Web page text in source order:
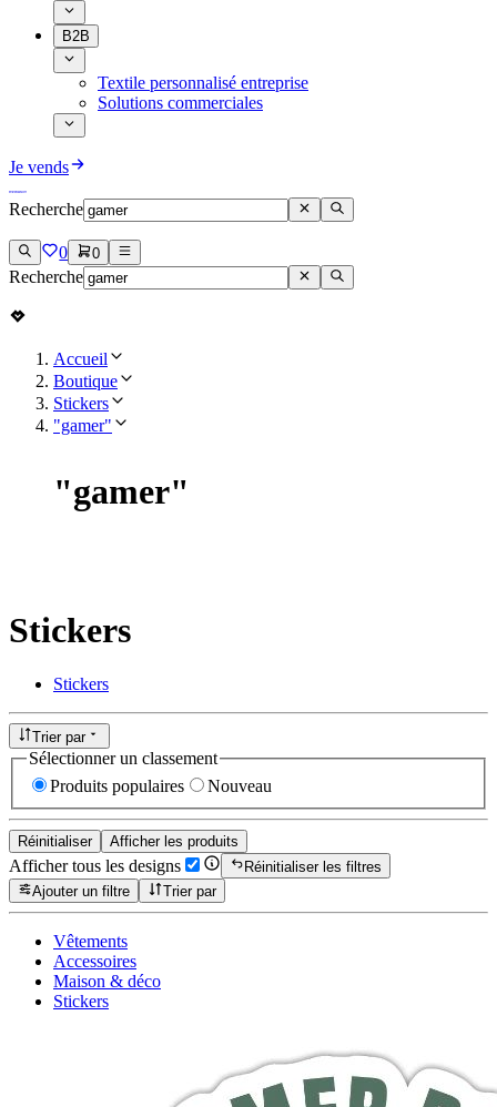
B2B
Textile personnalisé entreprise
Solutions commerciales
Je vends
Recherche
0 0
Recherche
Accueil
Boutique
Stickers
"gamer"
"gamer"
Stickers
Stickers
Trier par
Sélectionner un classement
Produits populaires
Nouveau
Réinitialiser Afficher les produits
Afficher tous les designs
Réinitialiser les filtres
Ajouter un filtre
Trier par
Vêtements
Accessoires
Maison & déco
Stickers